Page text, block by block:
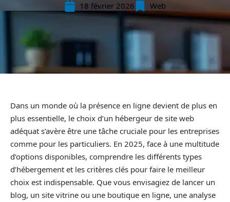
18 février 2026 Web
Dans un monde où la présence en ligne devient de plus en
plus essentielle, le choix d’un hébergeur de site web
adéquat s’avère être une tâche cruciale pour les entreprises
comme pour les particuliers. En 2025, face à une multitude
d’options disponibles, comprendre les différents types
d’hébergement et les critères clés pour faire le meilleur
choix est indispensable. Que vous envisagiez de lancer un
blog, un site vitrine ou une boutique en ligne, une analyse